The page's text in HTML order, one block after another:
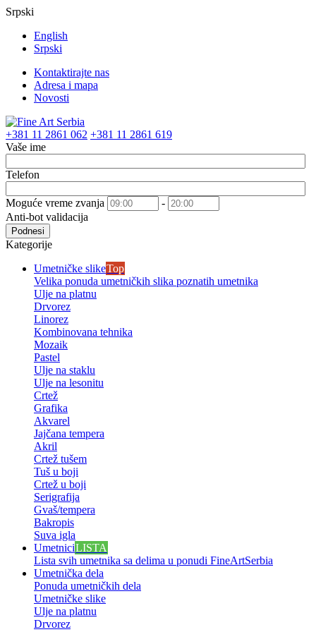
Srpski
English
Srpski
Kontaktirajte nas
Adresa i mapa
Novosti
+381 11 2861 062 +381 11 2861 619
Vaše ime
Telefon
Moguće vreme zvanja
-
Anti-bot validacija
Podnesi
Kategorije
Umetničke slikeTop
Velika ponuda umetničkih slika poznatih umetnika
Ulje na platnu
Drvorez
Linorez
Kombinovana tehnika
Mozaik
Pastel
Ulje na staklu
Ulje na lesonitu
Crtež
Grafika
Akvarel
Jajčana tempera
Akril
Crtež tušem
Tuš u boji
Crtež u boji
Serigrafija
Gvaš/tempera
Bakropis
Suva igla
UmetniciLISTA
Lista svih umetnika sa delima u ponudi FineArtSerbia
Umetnička dela
Ponuda umetničkih dela
Umetničke slike
Ulje na platnu
Drvorez